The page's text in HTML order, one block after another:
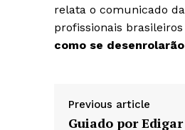
relata o comunicado
profissionais
como se
Previous article
Guiado por